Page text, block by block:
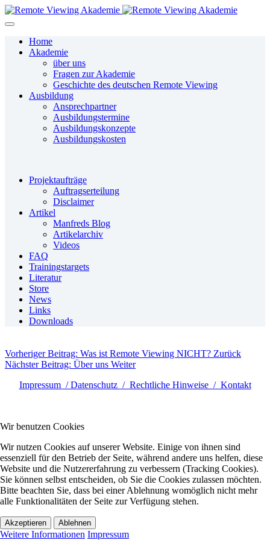
Home
Akademie
über uns
Fragen zur Akademie
Geschichte des deutschen Remote Viewing
Ausbildung
Ansprechpartner
Ausbildungstermine
Ausbildungskonzepte
Ausbildungskosten
Projektaufträge
Auftragserteilung
Disclaimer
Artikel
Manfreds Blog
Artikelarchiv
Videos
FAQ
Trainingstargets
Literatur
Store
News
Links
Downloads
Vorheriger Beitrag: Was ist Remote Viewing NICHT? Zurück
Nächster Beitrag: Über uns Weiter
Impressum / Datenschutz / Rechtliche Hinweise / Kontakt
Wir benutzen Cookies
Wir nutzen Cookies auf unserer Website. Einige von ihnen sind
essenziell für den Betrieb der Seite, während andere uns helfen, diese
Website und die Nutzererfahrung zu verbessern (Tracking Cookies).
Sie können selbst entscheiden, ob Sie die Cookies zulassen möchten.
Bitte beachten Sie, dass bei einer Ablehnung womöglich nicht mehr
alle Funktionalitäten der Seite zur Verfügung stehen.
Akzeptieren Ablehnen
Weitere Informationen Impressum